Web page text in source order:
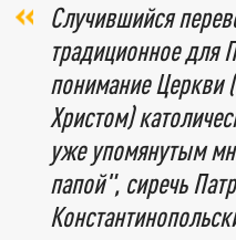
Случившийся
традиционное для
понимание Церкви
Христом)
уже упомянутым
папой", сиречь